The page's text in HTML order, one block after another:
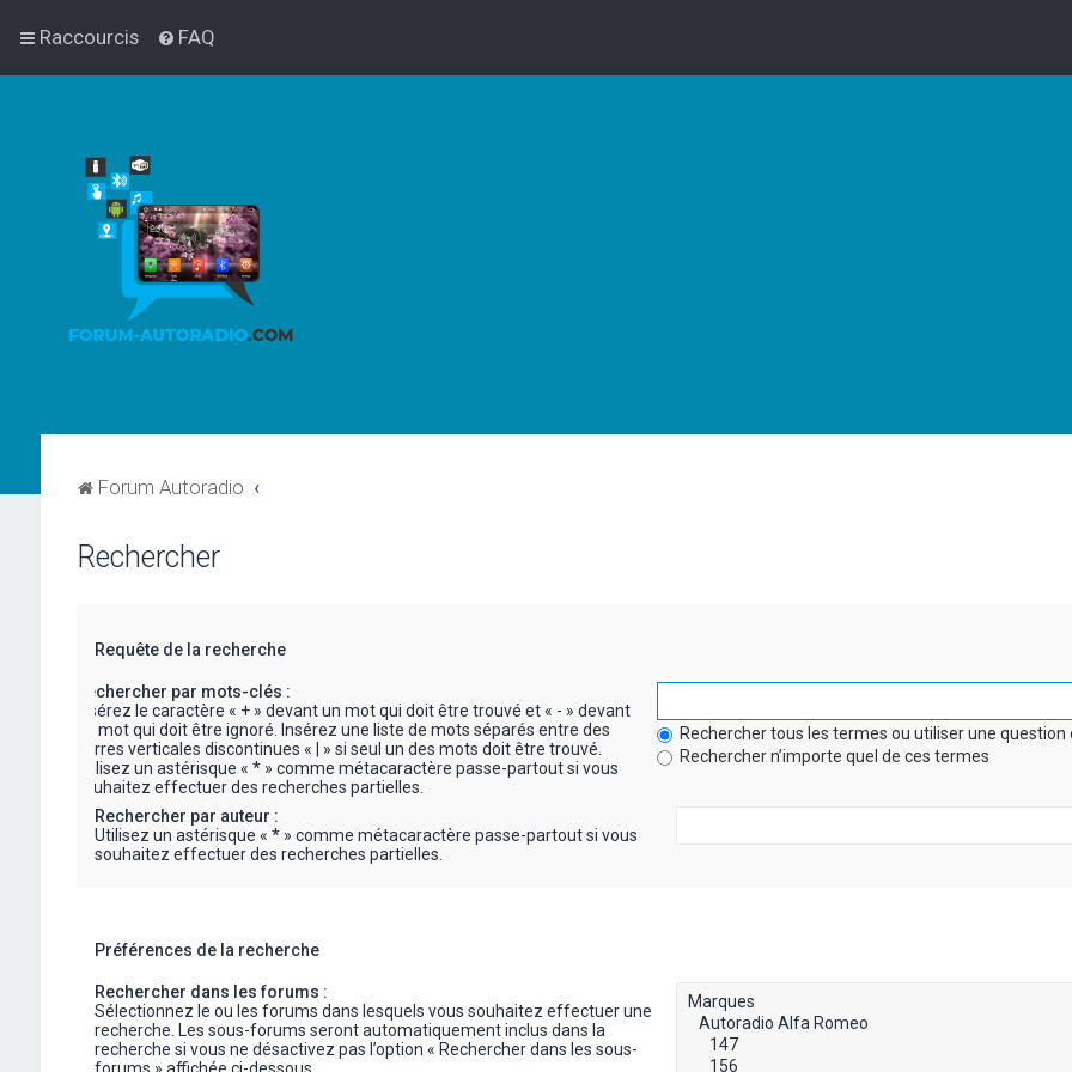
Raccourcis FAQ
Forum Autoradio
Rechercher
Requête de la recherche
Rechercher par mots-clés :
Insérez le caractère « + » devant un mot qui doit être trouvé et « - » devant
un mot qui doit être ignoré. Insérez une liste de mots séparés entre des
barres verticales discontinues « | » si seul un des mots doit être trouvé.
Utilisez un astérisque « * » comme métacaractère passe-partout si vous
souhaitez effectuer des recherches partielles.
Rechercher tous les termes ou utiliser une
Rechercher n’importe quel de ces termes
Rechercher par auteur :
Utilisez un astérisque « * » comme métacaractère passe-partout si vous
souhaitez effectuer des recherches partielles.
Préférences de la recherche
Rechercher dans les forums :
Sélectionnez le ou les forums dans lesquels vous souhaitez effectuer une
recherche. Les sous-forums seront automatiquement inclus dans la
recherche si vous ne désactivez pas l’option « Rechercher dans les sous-